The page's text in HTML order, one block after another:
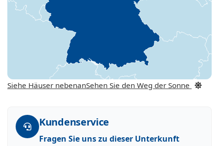
Siehe Häuser nebenanSehen Sie den Weg der Sonne
Kundenservice
Fragen Sie uns zu dieser Unterkunft